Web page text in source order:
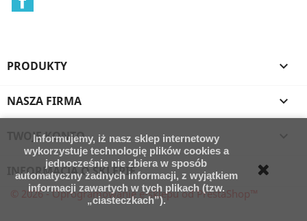
PRODUKTY 
NASZA FIRMA 
TWOJE KONTO
INFORMACJA O SKLEPIE
Informujemy, iż nasz sklep internetowy
wykorzystuje technologię plików cookies a
jednocześnie nie zbiera w sposób
automatyczny żadnych informacji, z wyjątkiem
informacji zawartych w tych plikach (tzw.
„ciasteczkach”).
© 2026 - Oprogramowanie e-sklepu od PrestaShop™